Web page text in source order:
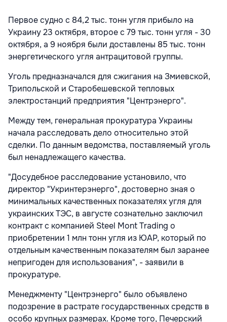
Первое судно с 84,2 тыс. тонн угля прибыло на
Украину 23 октября, второе с 79 тыс. тонн угля - 30
октября, а 9 ноября были доставлены 85 тыс. тонн
энергетического угля антрацитовой группы.
Уголь предназначался для сжигания на Змиевской,
Трипольской и Старобешевской тепловых
электростанций предприятия "Центрэнерго".
Между тем, генеральная прокуратура Украины
начала расследовать дело относительно этой
сделки. По данным ведомства, поставляемый уголь
был ненадлежащего качества.
"Досудебное расследование установило, что
директор "Укринтерэнерго", достоверно зная о
минимальных качественных показателях угля для
украинских ТЭС, в августе сознательно заключил
контракт с компанией Steel Mont Trading о
приобретении 1 млн тонн угля из ЮАР, который по
отдельным качественным показателям был заранее
непригоден для использования", - заявили в
прокуратуре.
Менеджменту "Центрэнерго" было объявлено
подозрение в растрате государственных средств в
особо крупных размерах. Кроме того, Печерский